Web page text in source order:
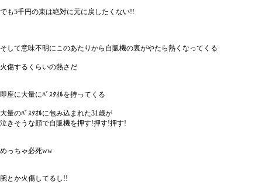
でも5千円の束は絶対に元に戻したくない!!
そして意味不明にこのあたりから自販機の裏がやたら熱くなってくる
火傷するくらいの熱さだ
即座に大量にﾊﾞｽﾀｵﾙを持ってくる
大量のﾊﾞｽﾀｵﾙに包み込まれた31歳が
泣きそうな顔で自販機を押す!押す!押す!
めっちゃ必死ww
腕とか火傷してるし!!